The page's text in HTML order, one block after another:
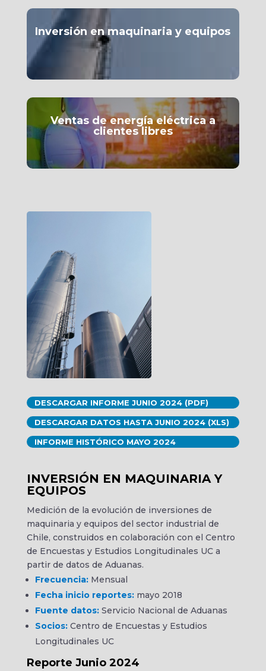
Inversión en maquinaria y equipos
Ventas de energía eléctrica a
clientes libres
DESCARGAR INFORME JUNIO 2024 (PDF)
DESCARGAR DATOS HASTA JUNIO 2024 (XLS)
INFORME HISTÓRICO MAYO 2024
INVERSIÓN EN MAQUINARIA Y
EQUIPOS
Medición de la evolución de inversiones de
maquinaria y equipos del sector industrial de
Chile, construidos en colaboración con el Centro
de Encuestas y Estudios Longitudinales UC a
partir de datos de Aduanas.
Frecuencia: Mensual
Fecha inicio reportes: mayo 2018
Fuente datos: Servicio Nacional de Aduanas
Socios: Centro de Encuestas y Estudios
Longitudinales UC
Reporte Junio 2024